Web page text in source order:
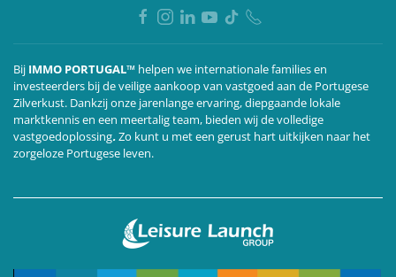
Bij IMMO PORTUGAL™ helpen we internationale families en
investeerders bij de veilige aankoop van vastgoed aan de Portugese
Zilverkust. Dankzij onze jarenlange ervaring, diepgaande lokale
marktkennis en een meertalig team, bieden wij de volledige
vastgoedoplossing.Zo kunt u met een gerust hart uitkijken naar het
zorgeloze Portugese leven.